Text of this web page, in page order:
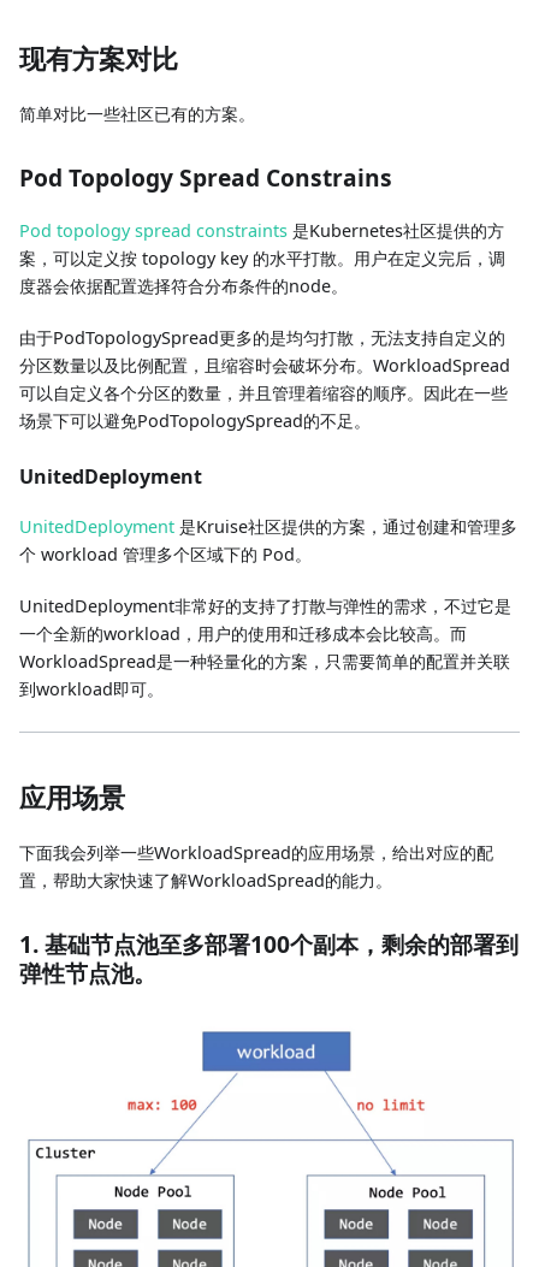
现有方案对比
简单对比一些社区已有的方案。
Pod Topology Spread Constrains
Pod topology spread constraints 是Kubernetes社区提供的方
案，可以定义按 topology key 的水平打散。用户在定义完后，调
度器会依据配置选择符合分布条件的node。
由于PodTopologySpread更多的是均匀打散，无法支持自定义的
分区数量以及比例配置，且缩容时会破坏分布。WorkloadSpread
可以自定义各个分区的数量，并且管理着缩容的顺序。因此在一些
场景下可以避免PodTopologySpread的不足。
UnitedDeployment
UnitedDeployment 是Kruise社区提供的方案，通过创建和管理多
个 workload 管理多个区域下的 Pod。
UnitedDeployment非常好的支持了打散与弹性的需求，不过它是
一个全新的workload，用户的使用和迁移成本会比较高。而
WorkloadSpread是一种轻量化的方案，只需要简单的配置并关联
到workload即可。
应用场景
下面我会列举一些WorkloadSpread的应用场景，给出对应的配
置，帮助大家快速了解WorkloadSpread的能力。
1. 基础节点池至多部署100个副本，剩余的部署到
弹性节点池。